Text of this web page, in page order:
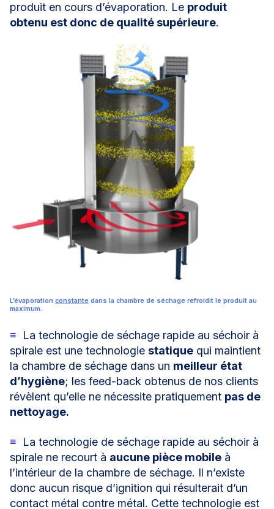
produit en cours d’évaporation. Le produit
obtenu est donc de qualité supérieure.
L’évaporation constante dans la chambre de séchage refroidit le produit au
maximum.
≡ La technologie de séchage rapide au séchoir à
spirale est une technologie statique qui maintient
la chambre de séchage dans un meilleur état
d’hygiène; les feed-back obtenus de nos clients
révèlent qu’elle ne nécessite pratiquement pas de
nettoyage.
≡ La technologie de séchage rapide au séchoir à
spirale ne recourt à aucune pièce mobile à
l’intérieur de la chambre de séchage. Il n’existe
donc aucun risque d’ignition qui résulterait d’un
contact métal contre métal. Cette technologie est